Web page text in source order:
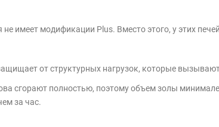
имеет модификации Plus. Вместо этого, у этих
от структурных нагрузок, которые
сгорают полностью, поэтому объем золы
за час.